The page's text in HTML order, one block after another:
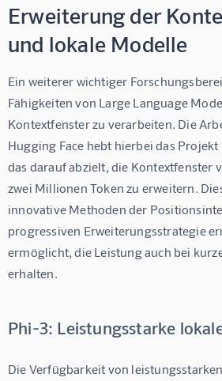
Erweiterung der
und lokale Modelle
Ein weiterer wichtiger
Fähigkeiten von Large Language
Kontextfenster zu verarbeiten. Die
Hugging Face hebt hierbei das Projekt
das darauf abzielt, die Kontextfenster
zwei Millionen Token zu erweitern.
innovative Methoden der
progressiven Erweiterungsstrategie
ermöglicht, die Leistung auch bei
erhalten.
Phi-3: Leistungsstarke
Die Verfügbarkeit von